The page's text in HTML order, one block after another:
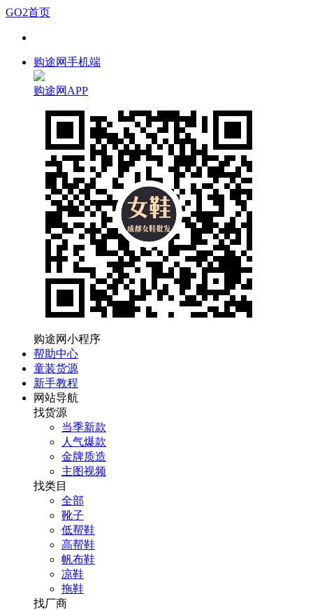
GO2首页
购途网手机端
购途网APP
购途网小程序
帮助中心
童装货源
新手教程
网站导航
找货源
当季新款
人气爆款
金牌质造
主图视频
找类目
全部
靴子
低帮鞋
高帮鞋
帆布鞋
凉鞋
拖鞋
找厂商